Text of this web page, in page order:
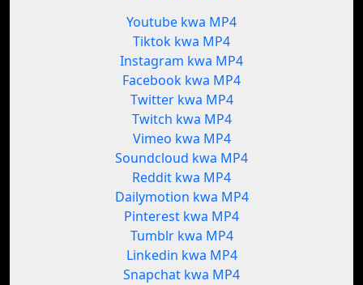
Youtube kwa MP4
Tiktok kwa MP4
Instagram kwa MP4
Facebook kwa MP4
Twitter kwa MP4
Twitch kwa MP4
Vimeo kwa MP4
Soundcloud kwa MP4
Reddit kwa MP4
Dailymotion kwa MP4
Pinterest kwa MP4
Tumblr kwa MP4
Linkedin kwa MP4
Snapchat kwa MP4